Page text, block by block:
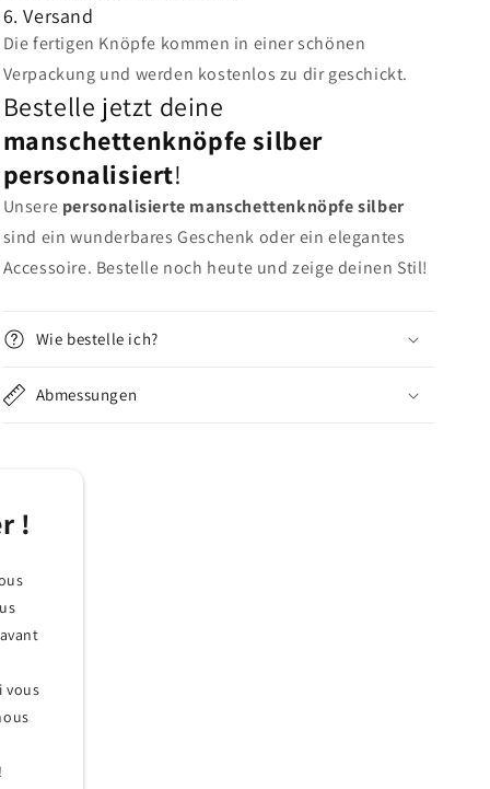
6. Versand
Die fertigen Knöpfe kommen in einer schönen
Verpackung und werden kostenlos zu dir geschickt.
Bestelle jetzt deine
manschettenknöpfe silber
personalisiert!
Unsere personalisierte manschettenknöpfe silber
sind ein wunderbares Geschenk oder ein elegantes
Accessoire. Bestelle noch heute und zeige deinen Stil!
Wie bestelle ich?
Abmessungen
!
vous